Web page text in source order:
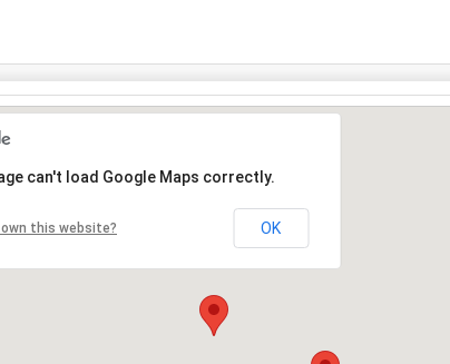
can't load Google Maps correctly.
own this website? OK